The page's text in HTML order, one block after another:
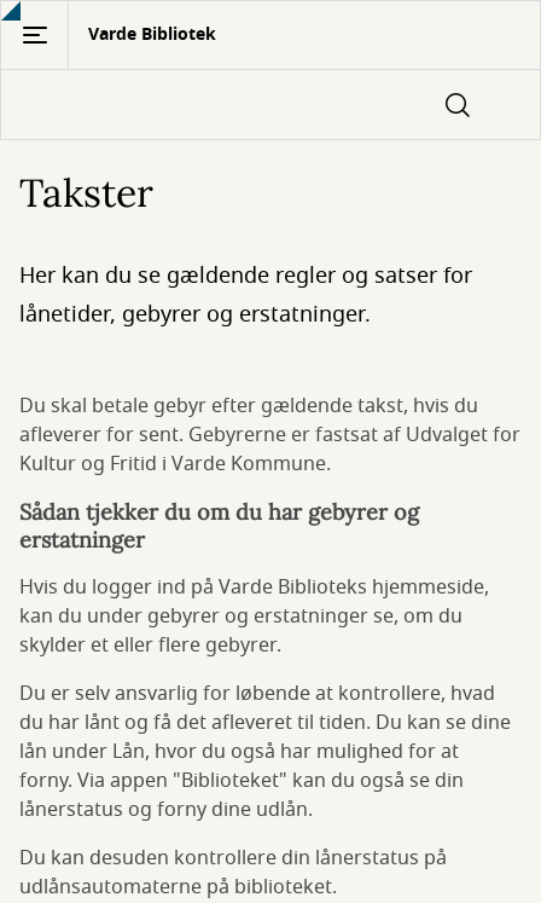
Gå
hovedindhold
Varde Bibliotek
Takster
Her kan du se gældende regler og satser for
lånetider, gebyrer og erstatninger.
Du skal betale gebyr efter gældende takst, hvis du
afleverer for sent. Gebyrerne er fastsat af Udvalget for
Kultur og Fritid i Varde Kommune.
Sådan tjekker du om du har gebyrer og
erstatninger
Hvis du logger ind på Varde Biblioteks hjemmeside,
kan du under gebyrer og erstatninger se, om du
skylder et eller flere gebyrer.
Du er selv ansvarlig for løbende at kontrollere, hvad
du har lånt og få det afleveret til tiden. Du kan se dine
lån under Lån, hvor du også har mulighed for at
forny. Via appen "Biblioteket" kan du også se din
lånerstatus og forny dine udlån.
Du kan desuden kontrollere din lånerstatus på
udlånsautomaterne på biblioteket.